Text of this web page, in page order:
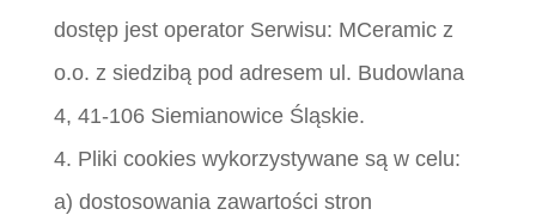
dostęp jest operator Serwisu: MCeramic z
o.o. z siedzibą pod adresem ul. Budowlana
4, 41-106 Siemianowice Śląskie.
4. Pliki cookies wykorzystywane są w celu:
a) dostosowania zawartości stron